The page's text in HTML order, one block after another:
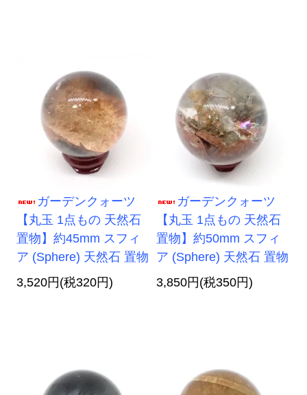
ガーデンクォーツ
【丸玉 1点もの 天然石
置物】約45mm スフィ
ア (Sphere) 天然石 置物
3,520円(税320円)
ガーデンクォーツ
【丸玉 1点もの 天然石
置物】約50mm スフィ
ア (Sphere) 天然石 置物
3,850円(税350円)